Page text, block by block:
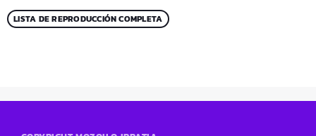
LISTA DE REPRODUCCIÓN COMPLETA